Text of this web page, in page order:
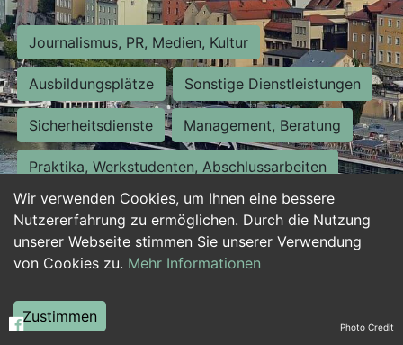
Wir verwenden Cookies, um Ihnen eine bessere
Nutzererfahrung zu ermöglichen. Durch die Nutzung
unserer Webseite stimmen Sie unserer Verwendung
von Cookies zu. Mehr Informationen
Zustimmen
Journalismus, PR, Medien, Kultur
Ausbildungsplätze Sonstige Dienstleistungen
Sicherheitsdienste Management, Beratung
Praktika, Werkstudenten, Abschlussarbeiten
Personalwesen Assistenz, Sekretariat
Hilfskräfte, Aushilfs- und Nebenjobs
Weiterbildung, Studium, duale Ausbildung Photo Credit